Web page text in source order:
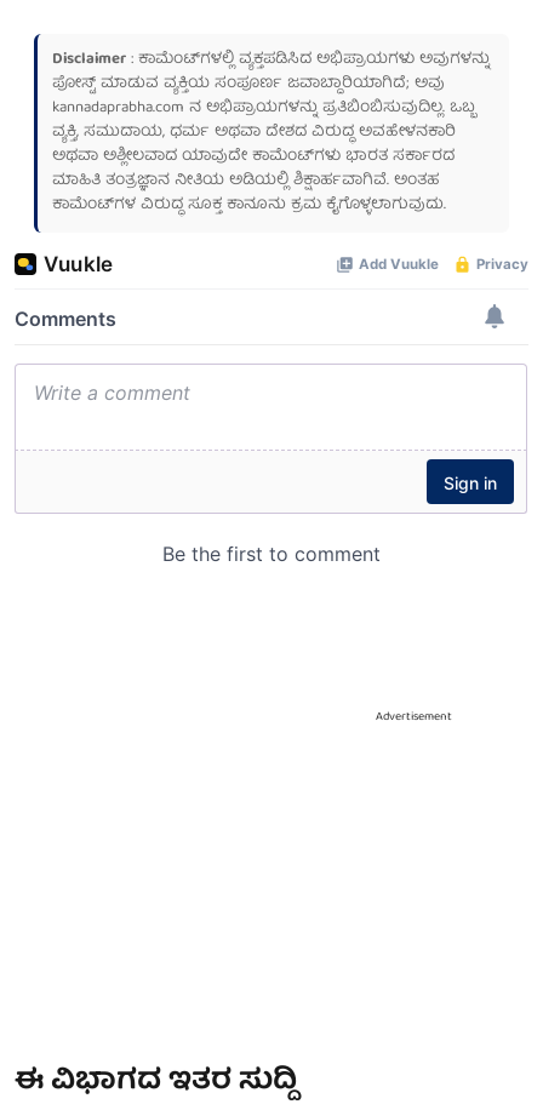
Disclaimer: ಕಾಮೆಂಟ್‌ಗಳಲ್ಲಿ ವ್ಯಕ್ತಪಡಿಸಿದ ಅಭಿಪ್ರಾಯಗಳು ಅವುಗಳನ್ನು
ಪೋಸ್ಟ್ ಮಾಡುವ ವ್ಯಕ್ತಿಯ ಸಂಪೂರ್ಣ ಜವಾಬ್ದಾರಿಯಾಗಿದೆ; ಅವು
kannadaprabha.com ನ ಅಭಿಪ್ರಾಯಗಳನ್ನು ಪ್ರತಿಬಿಂಬಿಸುವುದಿಲ್ಲ. ಒಬ್ಬ
ವ್ಯಕ್ತಿ, ಸಮುದಾಯ, ಧರ್ಮ ಅಥವಾ ದೇಶದ ವಿರುದ್ಧ ಅವಹೇಳನಕಾರಿ
ಅಥವಾ ಅಶ್ಲೀಲವಾದ ಯಾವುದೇ ಕಾಮೆಂಟ್‌ಗಳು ಭಾರತ ಸರ್ಕಾರದ
ಮಾಹಿತಿ ತಂತ್ರಜ್ಞಾನ ನೀತಿಯ ಅಡಿಯಲ್ಲಿ ಶಿಕ್ಷಾರ್ಹವಾಗಿವೆ. ಅಂತಹ
ಕಾಮೆಂಟ್‌ಗಳ ವಿರುದ್ಧ ಸೂಕ್ತ ಕಾನೂನು ಕ್ರಮ ಕೈಗೊಳ್ಳಲಾಗುವುದು.
Advertisement
ಈ ವಿಭಾಗದ ಇತರ ಸುದ್ದಿ